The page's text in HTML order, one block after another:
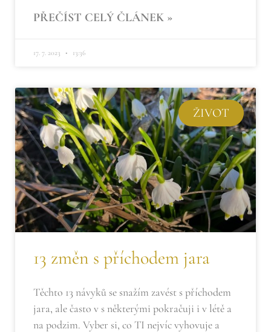
PŘEČÍST CELÝ ČLÁNEK »
17. 7. 2023 13:36
ŽIVOT
13 změn s příchodem jara
Těchto 13 návyků se snažím zavést s příchodem
jara, ale často v s některými pokračuji i v létě a
na podzim. Vyber si, co TI nejvíc vyhovuje a